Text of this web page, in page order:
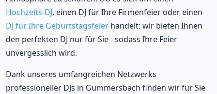
Hochzeits-DJ, einen DJ für Ihre Firmenfeier oder einen
DJ für Ihre Geburtstagsfeier handelt: wir bieten Ihnen
den perfekten DJ nur für Sie - sodass Ihre Feier
unvergesslich wird.
Dank unseres umfangreichen Netzwerks
professioneller DJs in Gummersbach finden wir für Sie